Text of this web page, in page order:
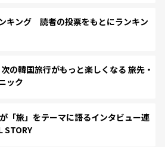
キング 読者の投票をもとにランキン
韓国旅行がもっと楽しくなる 旅先・
ック
「旅」をテーマに語るインタビュー連
STORY